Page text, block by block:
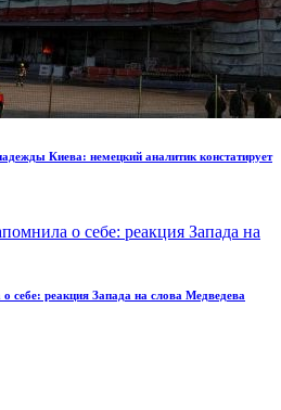
Киева: немецкий аналитик констатирует
себе: реакция Запада на слова Медведева